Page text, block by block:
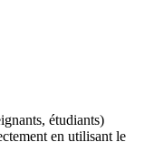
étudiants)
en utilisant le